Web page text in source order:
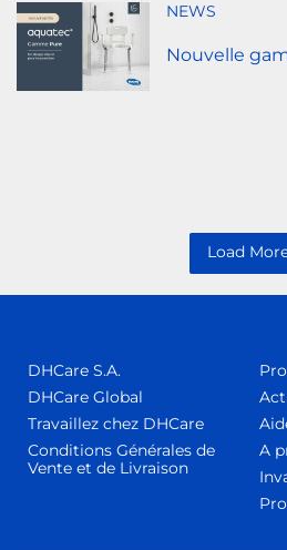
NEWS
Nouvelle
Load
DHCare S.A.
DHCare Global
Travaillez chez DHCare
Conditions Générales de
Vente et de Livraison
A